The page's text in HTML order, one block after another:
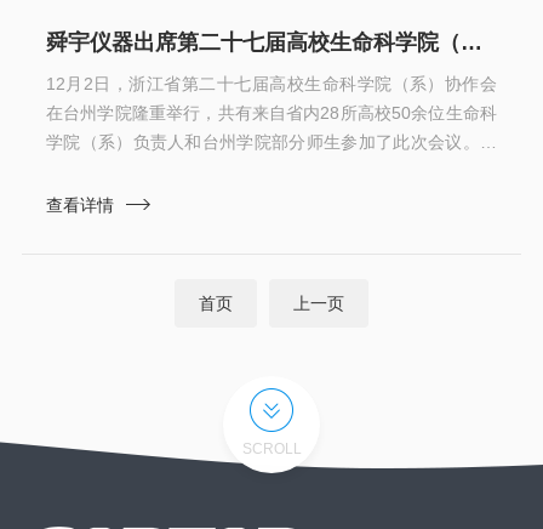
舜宇仪器出席第二十七届高校生命科学院（系）协作会
12月2日，浙江省第二十七届高校生命科学院（系）协作会
在台州学院隆重举行，共有来自省内28所高校50余位生命科
学院（系）负责人和台州学院部分师生参加了此次会议。会
与线下相结合方式进行。我司黄杰博高级工程师以专家身份
也展示舜宇仪器在显微行业的一系列创新成果，如全自动研
查看详情
首页 上一页
SCROLL